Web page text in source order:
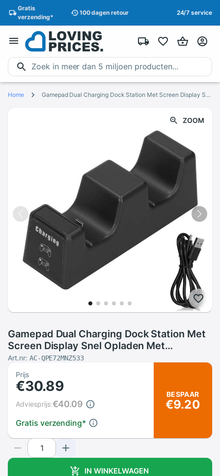
Gratis
verzending*
100 dagen retour 24/7 service
Home Gamepad Dual Charging Dock Station Met Screen Display Snel Opladen Met Veiligheid Bescherming Met Micro Usb Adapter Poorten
ZOOM
Gamepad Dual Charging Dock Station Met
Screen Display Snel Opladen Met
Veiligheid Bescherming Met Micro Usb
Adapter Poorten
Art.nr: AC-QPE72MNZ533
Prijs
€30.89
Gratis verzending*
Adviesprijs:€40.09
BESPAAR
€9.20
IN WINKELWAGEN